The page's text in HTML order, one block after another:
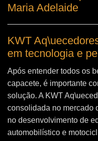
Maria Adelaide
KWT
em tecnologia e
Após entender todos os
capacete, é importante
solução. A KWT
consolidada no mercado
no desenvolvimento de
automobilístico e